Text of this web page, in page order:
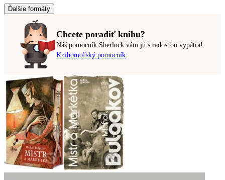
Ďalšie formáty
Chcete poradiť knihu?
Náš pomocník Sherlock vám ju s radosťou vypátra!
Knihomoľský pomocník